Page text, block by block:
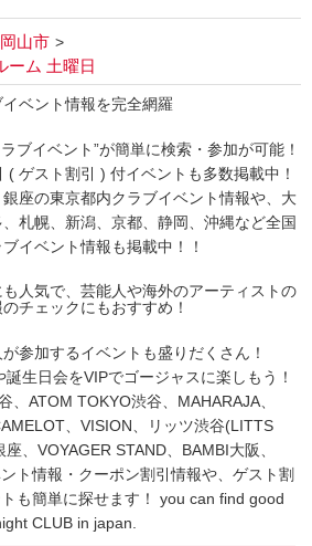
岡山市
ーム 土曜日
イベント情報を完全網羅
ブイベント”が簡単に検索・参加が可能！
ゲスト割引 ) 付イベントも多数掲載中！
座の東京都内クラブイベント情報や、大
札幌、新潟、京都、静岡、沖縄など全国
イベント情報も掲載中！！
人気で、芸能人や海外のアーティストの
チェックにもおすすめ！
参加するイベントも盛りだくさん！
生日会をVIPでゴージャスに楽しもう！
、ATOM TOKYO渋谷、MAHARAJA、
、VISION、リッツ渋谷(LITTS
、VOYAGER STAND、BAMBI大阪、
ト情報・クーポン割引情報や、ゲスト割
も簡単に探せます！ you can find good
CLUB in japan.